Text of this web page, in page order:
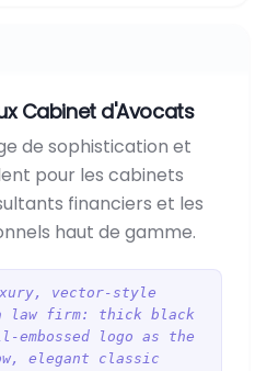
Cabinet d'Avocats
de sophistication et
pour les cabinets
financiers et les
haut de gamme.
vector-style
law firm: thick black
logo as the
elegant classic